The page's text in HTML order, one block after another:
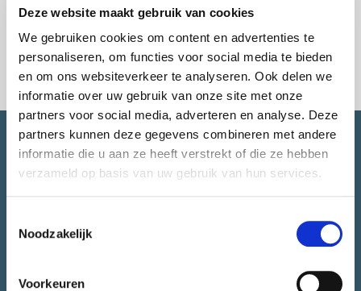
Deze website maakt gebruik van cookies
We gebruiken cookies om content en advertenties te
personaliseren, om functies voor social media te bieden
en om ons websiteverkeer te analyseren. Ook delen we
informatie over uw gebruik van onze site met onze
partners voor social media, adverteren en analyse. Deze
partners kunnen deze gegevens combineren met andere
informatie die u aan ze heeft verstrekt of die ze hebben
verzameld op basis van uw gebruik van hun services.
Noodzakelijk
Voorkeuren
Ombudsman
SNEL NAAR.
Meedoen
Stadsjury